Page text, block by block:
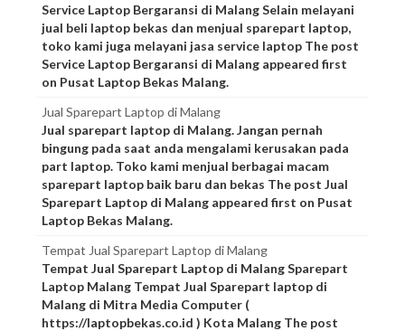
Service Laptop Bergaransi di Malang Selain melayani
jual beli laptop bekas dan menjual sparepart laptop,
toko kami juga melayani jasa service laptop The post
Service Laptop Bergaransi di Malang appeared first
on Pusat Laptop Bekas Malang.
Jual Sparepart Laptop di Malang
Jual sparepart laptop di Malang. Jangan pernah
bingung pada saat anda mengalami kerusakan pada
part laptop. Toko kami menjual berbagai macam
sparepart laptop baik baru dan bekas The post Jual
Sparepart Laptop di Malang appeared first on Pusat
Laptop Bekas Malang.
Tempat Jual Sparepart Laptop di Malang
Tempat Jual Sparepart Laptop di Malang Sparepart
Laptop Malang Tempat Jual Sparepart laptop di
Malang di Mitra Media Computer (
https://laptopbekas.co.id ) Kota Malang The post